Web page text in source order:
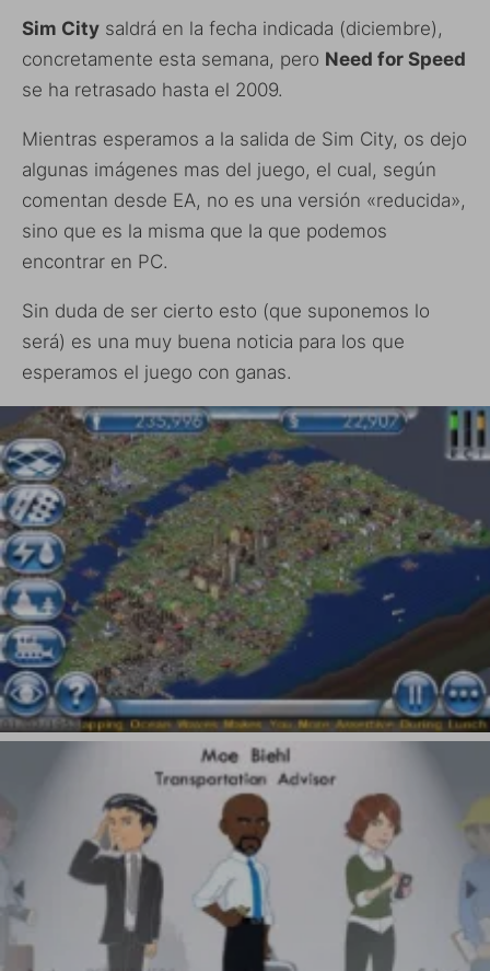
Sim City saldrá en la fecha indicada (diciembre),
concretamente esta semana, pero Need for Speed
se ha retrasado hasta el 2009.
Mientras esperamos a la salida de Sim City, os dejo
algunas imágenes mas del juego, el cual, según
comentan desde EA, no es una versión «reducida»,
sino que es la misma que la que podemos
encontrar en PC.
Sin duda de ser cierto esto (que suponemos lo
será) es una muy buena noticia para los que
esperamos el juego con ganas.